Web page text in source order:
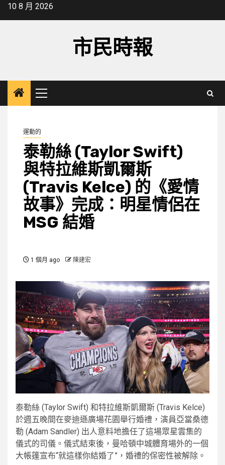
Skip10 8 月 2026
市民時報
Primary
Menu
運動的
泰勒絲 (Taylor Swift)
與特拉維斯凱爾斯
(Travis Kelce) 的《愛情
故事》完成：明星情侶在
MSG 結婚
1 個月 ago 陳建宏
泰勒絲 (Taylor Swift) 和特拉維斯凱爾斯 (Travis Kelce)
於週五晚間在麥迪遜廣場花園舉行婚禮，演員亞當桑德
勒 (Adam Sandler) 出人意料地擔任了這場眾星雲集的
儀式的司儀。儀式結束後，曼哈頓中城體育場外的一個
大帳篷宣布“就這樣你結婚了”，婚禮的保密性被解除。